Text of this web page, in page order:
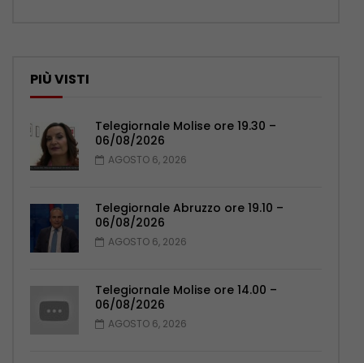
PIÙ VISTI
Telegiornale Molise ore 19.30 –
06/08/2026
AGOSTO 6, 2026
Telegiornale Abruzzo ore 19.10 –
06/08/2026
AGOSTO 6, 2026
Telegiornale Molise ore 14.00 –
06/08/2026
AGOSTO 6, 2026